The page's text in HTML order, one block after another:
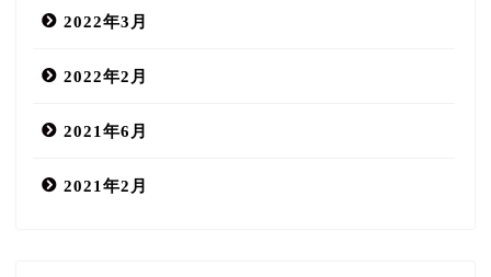
2022年3月
2022年2月
2021年6月
2021年2月